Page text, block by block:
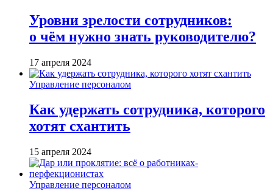
Уровни зрелости сотрудников:
о чём нужно знать руководителю?
17 апреля 2024
Управление персоналом
Как удержать сотрудника, которого
хотят схантить
15 апреля 2024
Управление персоналом